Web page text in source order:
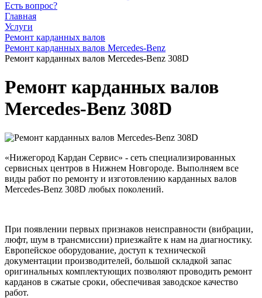
Есть вопрос?
Главная
Услуги
Ремонт карданных валов
Ремонт карданных валов Mercedes-Benz
Ремонт карданных валов Mercedes-Benz 308D
Ремонт карданных валов
Mercedes-Benz 308D
«Нижегород Кардан Сервис» - сеть специализированных
сервисных центров в Нижнем Новгороде. Выполняем все
виды работ по ремонту и изготовлению карданных валов
Mercedes-Benz 308D любых поколений.
При появлении первых признаков неисправности (вибрации,
люфт, шум в трансмиссии) приезжайте к нам на диагностику.
Европейское оборудование, доступ к технической
документации производителей, большой складкой запас
оригинальных комплектующих позволяют проводить ремонт
карданов в сжатые сроки, обеспечивая заводское качество
работ.